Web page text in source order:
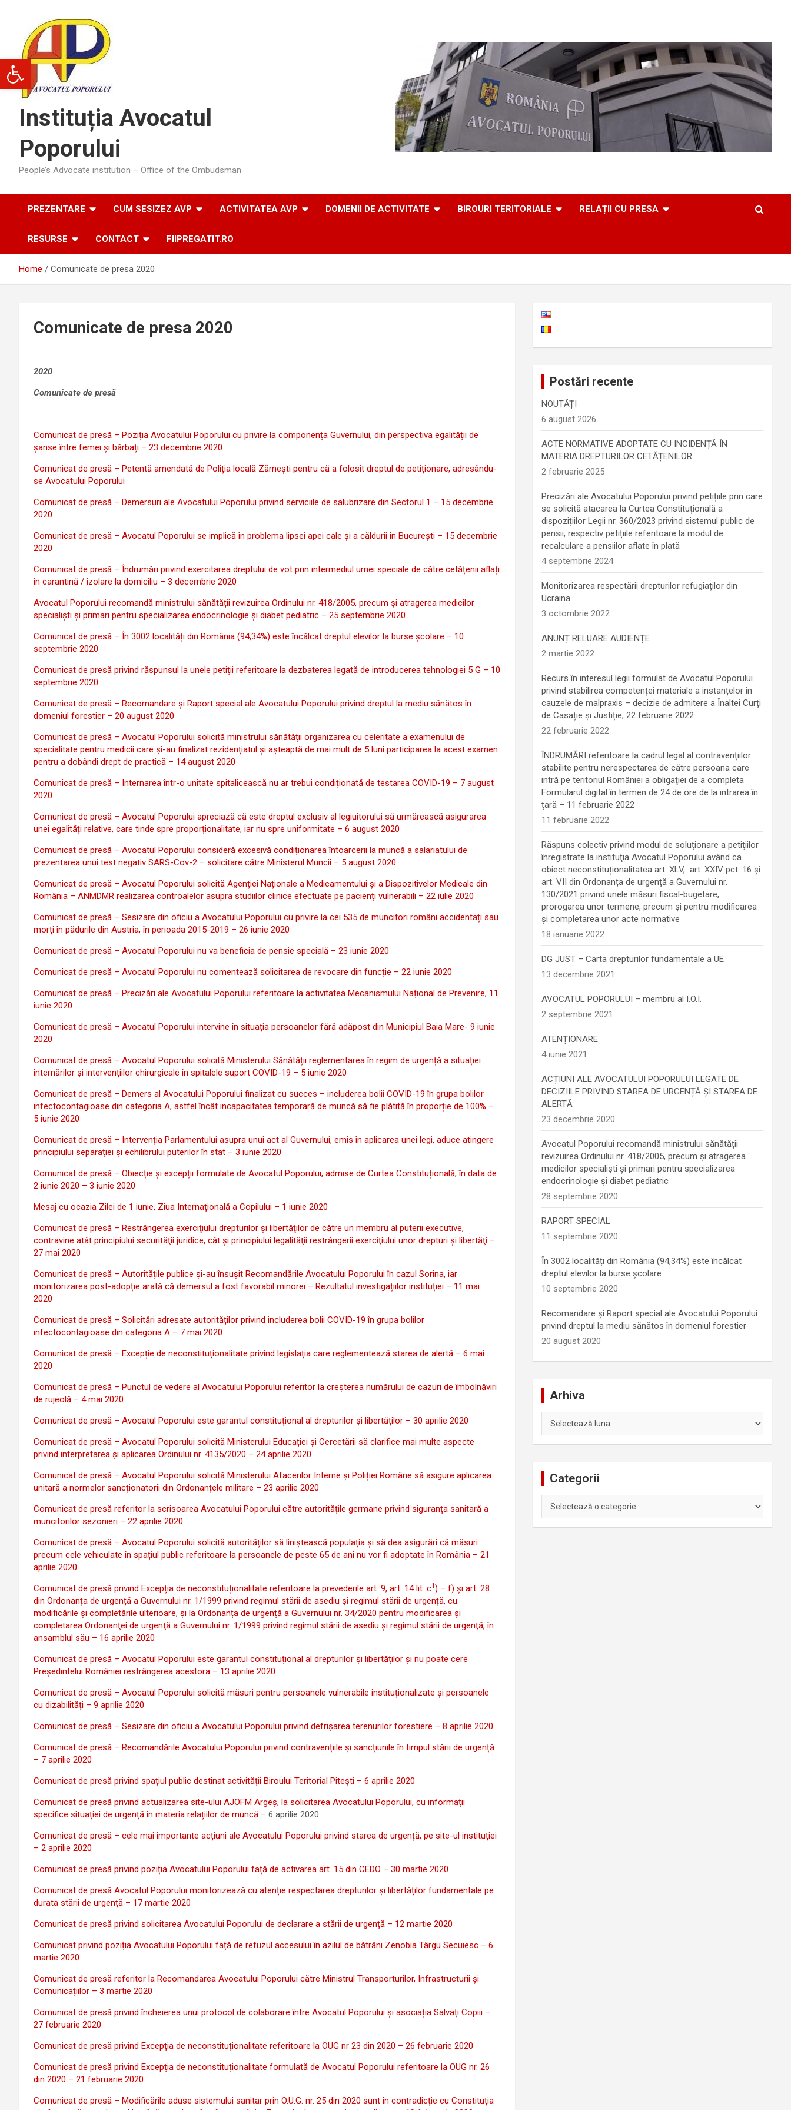
Deschide bara de unelte
Instituția Avocatul
Poporului
People’s Advocate institution – Office of the Ombudsman
PREZENTARE CUM SESIZEZ AVP ACTIVITATEA AVP DOMENII DE ACTIVITATE BIROURI TERITORIALE RELAȚII CU PRESA
RESURSE CONTACT FIIPREGATIT.RO
Home Comunicate de presa 2020
Comunicate de presa 2020
2020
Comunicate de presă
Comunicat de presă – Poziția Avocatului Poporului cu privire la componența Guvernului, din perspectiva egalității de
șanse între femei și bărbați – 23 decembrie 2020
Comunicat de presă – Petentă amendată de Poliția locală Zărnești pentru că a folosit dreptul de petiționare, adresându-
se Avocatului Poporului
Comunicat de presă – Demersuri ale Avocatului Poporului privind serviciile de salubrizare din Sectorul 1 – 15 decembrie
2020
Comunicat de presă – Avocatul Poporului se implică în problema lipsei apei cale și a căldurii în București – 15 decembrie
2020
Comunicat de presă – Îndrumări privind exercitarea dreptului de vot prin intermediul urnei speciale de către cetățenii aflați
în carantină / izolare la domiciliu – 3 decembrie 2020
Avocatul Poporului recomandă ministrului sănătății revizuirea Ordinului nr. 418/2005, precum și atragerea medicilor
specialiști și primari pentru specializarea endocrinologie şi diabet pediatric – 25 septembrie 2020
Comunicat de presă – În 3002 localități din România (94,34%) este încălcat dreptul elevilor la burse școlare – 10
septembrie 2020
Comunicat de presă privind răspunsul la unele petiții referitoare la dezbaterea legată de introducerea tehnologiei 5 G – 10
septembrie 2020
Comunicat de presă – Recomandare și Raport special ale Avocatului Poporului privind dreptul la mediu sănătos în
domeniul forestier – 20 august 2020
Comunicat de presă – Avocatul Poporului solicită ministrului sănătății organizarea cu celeritate a examenului de
specialitate pentru medicii care și-au finalizat rezidențiatul și așteaptă de mai mult de 5 luni participarea la acest examen
pentru a dobândi drept de practică – 14 august 2020
Comunicat de presă – Internarea într-o unitate spitalicească nu ar trebui condiționată de testarea COVID-19 – 7 august
2020
Comunicat de presă – Avocatul Poporului apreciază că este dreptul exclusiv al legiuitorului să urmărească asigurarea
unei egalități relative, care tinde spre proporționalitate, iar nu spre uniformitate – 6 august 2020
Comunicat de presă – Avocatul Poporului consideră excesivă condiționarea întoarcerii la muncă a salariatului de
prezentarea unui test negativ SARS-Cov-2 – solicitare către Ministerul Muncii – 5 august 2020
Comunicat de presă – Avocatul Poporului solicită Agenției Naționale a Medicamentului și a Dispozitivelor Medicale din
România – ANMDMR realizarea controalelor asupra studiilor clinice efectuate pe pacienți vulnerabili – 22 iulie 2020
Comunicat de presă – Sesizare din oficiu a Avocatului Poporului cu privire la cei 535 de muncitori români accidentați sau
morți în pădurile din Austria, în perioada 2015-2019 – 26 iunie 2020
Comunicat de presă – Avocatul Poporului nu va beneficia de pensie specială – 23 iunie 2020
Comunicat de presă – Avocatul Poporului nu comentează solicitarea de revocare din funcție – 22 iunie 2020
Comunicat de presă – Precizări ale Avocatului Poporului referitoare la activitatea Mecanismului Național de Prevenire, 11
iunie 2020
Comunicat de presă – Avocatul Poporului intervine în situația persoanelor fără adăpost din Municipiul Baia Mare- 9 iunie
2020
Comunicat de presă – Avocatul Poporului solicită Ministerului Sănătății reglementarea în regim de urgență a situației
internărilor și intervențiilor chirurgicale în spitalele suport COVID-19 – 5 iunie 2020
Comunicat de presă – Demers al Avocatului Poporului finalizat cu succes – includerea bolii COVID-19 în grupa bolilor
infectocontagioase din categoria A, astfel încât incapacitatea temporară de muncă să fie plătită în proporție de 100% –
5 iunie 2020
Comunicat de presă – Intervenția Parlamentului asupra unui act al Guvernului, emis în aplicarea unei legi, aduce atingere
principiului separației și echilibrului puterilor în stat – 3 iunie 2020
Comunicat de presă – Obiecție și excepții formulate de Avocatul Poporului, admise de Curtea Constituțională, în data de
2 iunie 2020 – 3 iunie 2020
Mesaj cu ocazia Zilei de 1 iunie, Ziua Internațională a Copilului – 1 iunie 2020
Comunicat de presă – Restrângerea exerciţiului drepturilor şi libertăţilor de către un membru al puterii executive,
contravine atât principiului securităţii juridice, cât şi principiului legalităţii restrângerii exerciţiului unor drepturi şi libertăţi –
27 mai 2020
Comunicat de presă – Autoritățile publice și-au însușit Recomandările Avocatului Poporului în cazul Sorina, iar
monitorizarea post-adopție arată că demersul a fost favorabil minorei – Rezultatul investigațiilor instituției – 11 mai
2020
Comunicat de presă – Solicitări adresate autorităților privind includerea bolii COVID-19 în grupa bolilor
infectocontagioase din categoria A – 7 mai 2020
Comunicat de presă – Excepție de neconstituționalitate privind legislația care reglementează starea de alertă – 6 mai
2020
Comunicat de presă – Punctul de vedere al Avocatului Poporului referitor la creșterea numărului de cazuri de îmbolnăviri
de rujeolă – 4 mai 2020
Comunicat de presă – Avocatul Poporului este garantul constituțional al drepturilor și libertăților – 30 aprilie 2020
Comunicat de presă – Avocatul Poporului solicită Ministerului Educației și Cercetării să clarifice mai multe aspecte
privind interpretarea și aplicarea Ordinului nr. 4135/2020 – 24 aprilie 2020
Comunicat de presă – Avocatul Poporului solicită Ministerului Afacerilor Interne și Poliției Române să asigure aplicarea
unitară a normelor sancționatorii din Ordonanțele militare – 23 aprilie 2020
Comunicat de presă referitor la scrisoarea Avocatului Poporului către autoritățile germane privind siguranța sanitară a
muncitorilor sezonieri – 22 aprilie 2020
Comunicat de presă – Avocatul Poporului solicită autorităților să liniștească populația și să dea asigurări că măsuri
precum cele vehiculate în spațiul public referitoare la persoanele de peste 65 de ani nu vor fi adoptate în România – 21
aprilie 2020
Comunicat de presă privind Excepția de neconstituționalitate referitoare la prevederile art. 9, art. 14 lit. c1) – f) și art. 28
din Ordonanța de urgență a Guvernului nr. 1/1999 privind regimul stării de asediu și regimul stării de urgență, cu
modificările și completările ulterioare, și la Ordonanța de urgență a Guvernului nr. 34/2020 pentru modificarea şi
completarea Ordonanţei de urgenţă a Guvernului nr. 1/1999 privind regimul stării de asediu şi regimul stării de urgenţă, în
ansamblul său – 16 aprilie 2020
Comunicat de presă – Avocatul Poporului este garantul constituțional al drepturilor și libertăților și nu poate cere
Președintelui României restrângerea acestora – 13 aprilie 2020
Comunicat de presă – Avocatul Poporului solicită măsuri pentru persoanele vulnerabile instituționalizate și persoanele
cu dizabilități – 9 aprilie 2020
Comunicat de presă – Sesizare din oficiu a Avocatului Poporului privind defrișarea terenurilor forestiere – 8 aprilie 2020
Comunicat de presă – Recomandările Avocatului Poporului privind contravențiile și sancțiunile în timpul stării de urgență
– 7 aprilie 2020
Comunicat de presă privind spațiul public destinat activității Biroului Teritorial Pitești – 6 aprilie 2020
Comunicat de presă privind actualizarea site-ului AJOFM Argeș, la solicitarea Avocatului Poporului, cu informații
specifice situației de urgență în materia relațiilor de muncă – 6 aprilie 2020
Comunicat de presă – cele mai importante acțiuni ale Avocatului Poporului privind starea de urgență, pe site-ul instituției
– 2 aprilie 2020
Comunicat de presă privind poziția Avocatului Poporului față de activarea art. 15 din CEDO – 30 martie 2020
Comunicat de presă Avocatul Poporului monitorizează cu atenție respectarea drepturilor și libertăților fundamentale pe
durata stării de urgență – 17 martie 2020
Comunicat de presă privind solicitarea Avocatului Poporului de declarare a stării de urgență – 12 martie 2020
Comunicat privind poziția Avocatului Poporului față de refuzul accesului în azilul de bătrâni Zenobia Târgu Secuiesc – 6
martie 2020
Comunicat de presă referitor la Recomandarea Avocatului Poporului către Ministrul Transporturilor, Infrastructurii și
Comunicațiilor – 3 martie 2020
Comunicat de presă privind încheierea unui protocol de colaborare între Avocatul Poporului și asociația Salvați Copiii –
27 februarie 2020
Comunicat de presă privind Excepția de neconstituționalitate referitoare la OUG nr 23 din 2020 – 26 februarie 2020
Comunicat de presă privind Excepția de neconstituționalitate formulată de Avocatul Poporului referitoare la OUG nr. 26
din 2020 – 21 februarie 2020
Comunicat de presă – Modificările aduse sistemului sanitar prin O.U.G. nr. 25 din 2020 sunt în contradicție cu Constituția
Postări recente
NOUTĂȚI
6 august 2026
ACTE NORMATIVE ADOPTATE CU INCIDENȚĂ ÎN
MATERIA DREPTURILOR CETĂȚENILOR
2 februarie 2025
Precizări ale Avocatului Poporului privind petițiile prin care
se solicită atacarea la Curtea Constituțională a
dispozițiilor Legii nr. 360/2023 privind sistemul public de
pensii, respectiv petițiile referitoare la modul de
recalculare a pensiilor aflate în plată
4 septembrie 2024
Monitorizarea respectării drepturilor refugiaților din
Ucraina
3 octombrie 2022
ANUNȚ RELUARE AUDIENȚE
2 martie 2022
Recurs în interesul legii formulat de Avocatul Poporului
privind stabilirea competenței materiale a instanțelor în
cauzele de malpraxis – decizie de admitere a Înaltei Curți
de Casație și Justiție, 22 februarie 2022
22 februarie 2022
ÎNDRUMĂRI referitoare la cadrul legal al contravențiilor
stabilite pentru nerespectarea de către persoana care
intră pe teritoriul României a obligaţiei de a completa
Formularul digital în termen de 24 de ore de la intrarea în
ţară – 11 februarie 2022
11 februarie 2022
Răspuns colectiv privind modul de soluţionare a petiţiilor
înregistrate la instituţia Avocatul Poporului având ca
obiect neconstituționalitatea art. XLV, art. XXIV pct. 16 și
art. VII din Ordonanța de urgență a Guvernului nr.
130/2021 privind unele măsuri fiscal-bugetare,
prorogarea unor termene, precum şi pentru modificarea
şi completarea unor acte normative
18 ianuarie 2022
DG JUST – Carta drepturilor fundamentale a UE
13 decembrie 2021
AVOCATUL POPORULUI – membru al I.O.I.
2 septembrie 2021
ATENȚIONARE
4 iunie 2021
ACȚIUNI ALE AVOCATULUI POPORULUI LEGATE DE
DECIZIILE PRIVIND STAREA DE URGENȚĂ ȘI STAREA DE
ALERTĂ
23 decembrie 2020
Avocatul Poporului recomandă ministrului sănătății
revizuirea Ordinului nr. 418/2005, precum și atragerea
medicilor specialiști și primari pentru specializarea
endocrinologie şi diabet pediatric
28 septembrie 2020
RAPORT SPECIAL
11 septembrie 2020
În 3002 localități din România (94,34%) este încălcat
dreptul elevilor la burse școlare
10 septembrie 2020
Recomandare și Raport special ale Avocatului Poporului
privind dreptul la mediu sănătos în domeniul forestier
20 august 2020
Arhiva
Categorii